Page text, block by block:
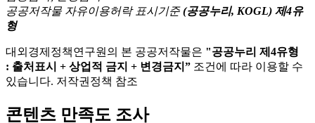
공공저작물 자유이용허락 표시기준 (공공누리, KOGL) 제4유
형
대외경제정책연구원의 본 공공저작물은 "공공누리 제4유형
: 출처표시 + 상업적 금지 + 변경금지” 조건에 따라 이용할 수
있습니다. 저작권정책 참조
콘텐츠 만족도 조사